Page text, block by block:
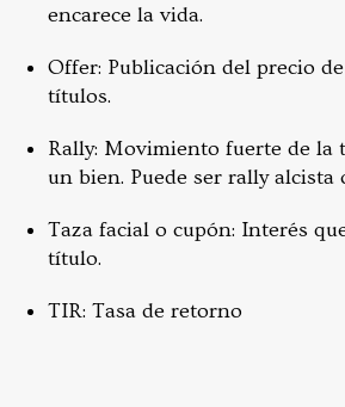
encarece la vida.
Offer: Publicación del precio
títulos.
Rally: Movimiento fuerte de la
un bien. Puede ser rally alcista
Taza facial o cupón: Interés
título.
TIR: Tasa de retorno